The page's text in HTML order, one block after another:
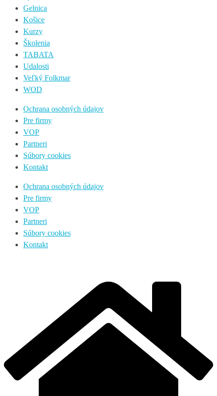
Gelnica
Košice
Kurzy
Školenia
TABATA
Udalosti
Veľký Folkmar
WOD
Ochrana osobných údajov
Pre firmy
VOP
Partneri
Súbory cookies
Kontakt
Ochrana osobných údajov
Pre firmy
VOP
Partneri
Súbory cookies
Kontakt